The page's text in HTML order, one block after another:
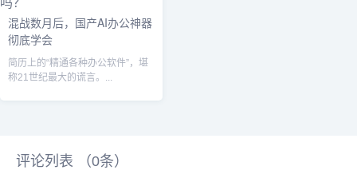
混战数月后，国产AI办公神器
彻底学会
简历上的“精通各种办公软件”，堪
称21世纪最大的谎言。...
评论列表 （0条）